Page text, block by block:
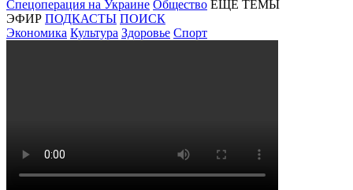
Спецоперация на Украине Общество ЕЩЕ ТЕМЫ
ЭФИР ПОДКАСТЫ ПОИСК
Экономика Культура Здоровье Спорт